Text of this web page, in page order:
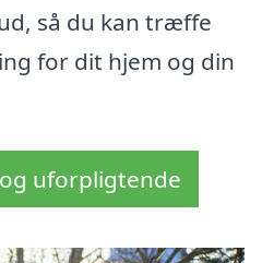
så du kan træffe
for dit hjem og din
uforpligtende